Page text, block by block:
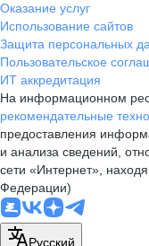
Оказание услуг
Использование сайтов
Защита персональных
Пользовательское
ИТ аккредитация
На информационном
рекомендательные
предоставления
и анализа сведений,
сети «Интернет»,
Федерации)
Русский